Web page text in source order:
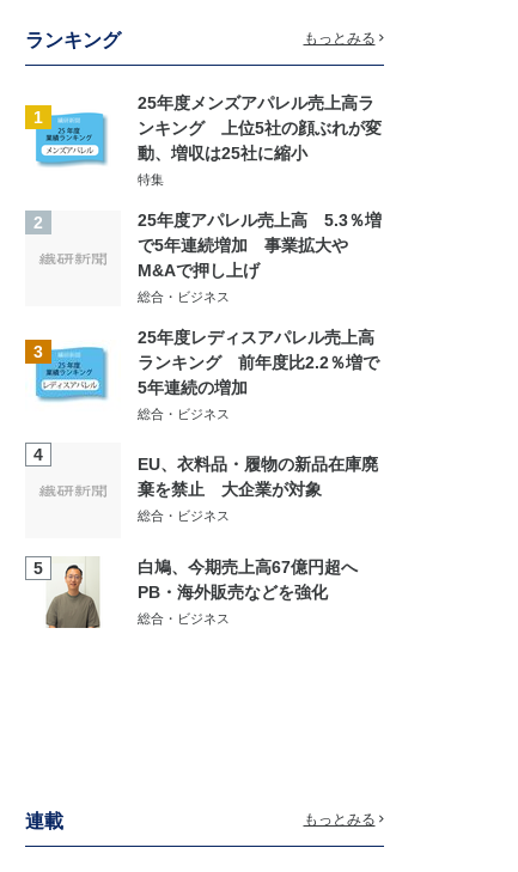
ランキング もっとみる
1
25年度メンズアパレル売上高ラ
ンキング 上位5社の顔ぶれが変
動、増収は25社に縮小
特集
2
25年度アパレル売上高 5.3％増
で5年連続増加 事業拡大や
M&Aで押し上げ
総合・ビジネス
3
25年度レディスアパレル売上高
ランキング 前年度比2.2％増で
5年連続の増加
総合・ビジネス
4
EU、衣料品・履物の新品在庫廃
棄を禁止 大企業が対象
総合・ビジネス
5
白鳩、今期売上高67億円超へ
PB・海外販売などを強化
総合・ビジネス
連載 もっとみる